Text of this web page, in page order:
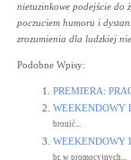
nietuzinkowe podejście do
poczuciem humoru i
zrozumienia dla ludzkiej
Podobne Wpisy:
PREMIERA:
WEEKENDOWY
bronić...
WEEKENDOWY